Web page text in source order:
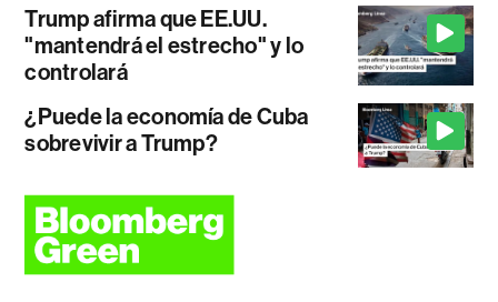
Trump afirma que EE.UU.
"mantendrá el estrecho" y lo
controlará
¿Puede la economía de Cuba
sobrevivir a Trump?